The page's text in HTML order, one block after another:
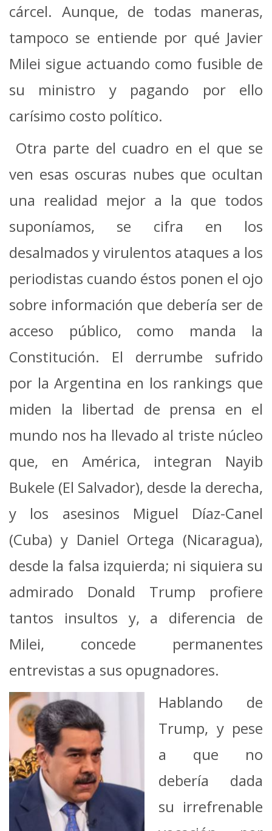
cárcel. Aunque, de todas maneras,
tampoco se entiende por qué Javier
Milei sigue actuando como fusible de
su ministro y pagando por ello
carísimo costo político.
Otra parte del cuadro en el que se
ven esas oscuras nubes que ocultan
una realidad mejor a la que todos
suponíamos, se cifra en los
desalmados y virulentos ataques a los
periodistas cuando éstos ponen el ojo
sobre información que debería ser de
acceso público, como manda la
Constitución. El derrumbe sufrido
por la Argentina en los rankings que
miden la libertad de prensa en el
mundo nos ha llevado al triste núcleo
que, en América, integran Nayib
Bukele (El Salvador), desde la derecha,
y los asesinos Miguel Díaz-Canel
(Cuba) y Daniel Ortega (Nicaragua),
desde la falsa izquierda; ni siquiera su
admirado Donald Trump profiere
tantos insultos y, a diferencia de
Milei, concede permanentes
entrevistas a sus opugnadores.
Hablando de
Trump, y pese
a que no
debería dada
su irrefrenable